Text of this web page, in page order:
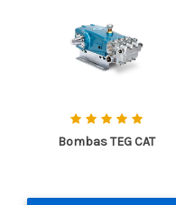
Bombas TEG CAT